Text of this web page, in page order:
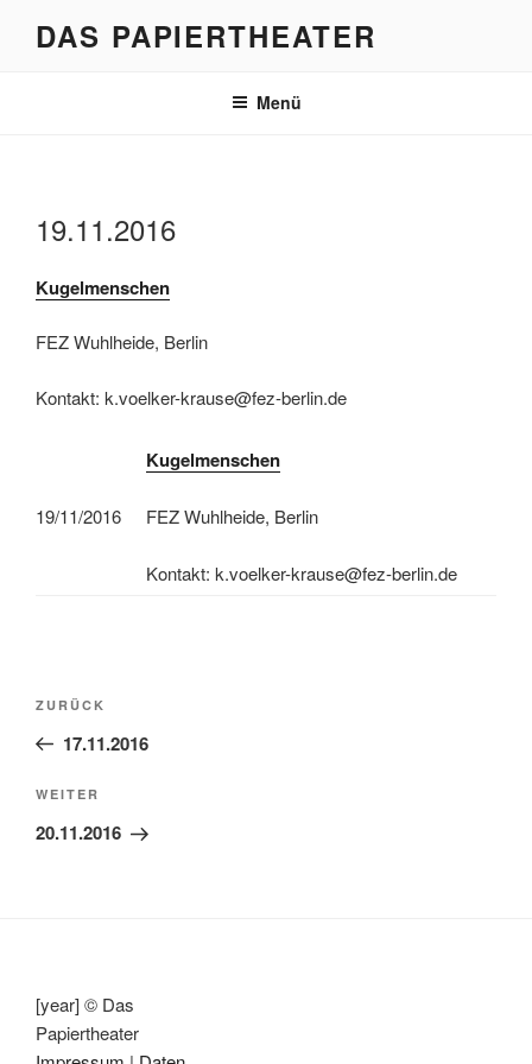
DAS PAPIERTHEATER
Menü
19.11.2016
Kugelmenschen
FEZ Wuhlheide, Berlin
Kontakt: k.voelker-krause@fez-berlin.de
19/11/2016
Kugelmenschen
FEZ Wuhlheide, Berlin
Kontakt: k.voelker-krause@fez-berlin.de
Beitragsnavigation
Vorheriger
Beitrag
ZURÜCK
17.11.2016
Nächster
Beitrag
WEITER
20.11.2016
[year] © Das
Papiertheater